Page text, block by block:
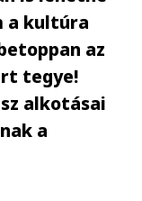
a kultúra
az
tegye!
alkotásai
a